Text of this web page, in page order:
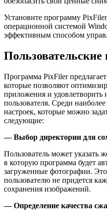
Установите программу
операционной системой
эффективным способом
Пользовательские
Программа PixFiler
которые позволяют
приложения и удовлетворить
пользователя. Среди
настроек, которые можно
следующие:
— Выбор директории для
Пользователь может указать
в которую программа будет
загруженные фотографии.
пользователю не придется
сохранения изображений.
— Определение качества